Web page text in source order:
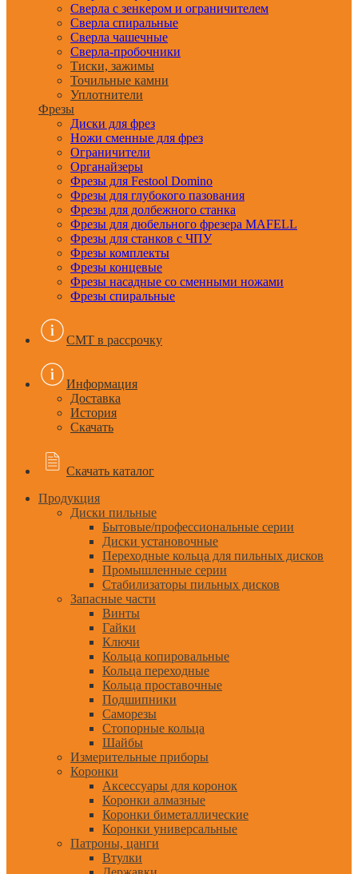
Сверла с зенкером и ограничителем
Сверла спиральные
Сверла чашечные
Сверла-пробочники
Тиски, зажимы
Точильные камни
Уплотнители
Фрезы
Диски для фрез
Ножи сменные для фрез
Ограничители
Органайзеры
Фрезы для Festool Domino
Фрезы для глубокого пазования
Фрезы для долбежного станка
Фрезы для дюбельного фрезера MAFELL
Фрезы для станков с ЧПУ
Фрезы комплекты
Фрезы концевые
Фрезы насадные со сменными ножами
Фрезы спиральные
CMT в рассрочку
Информация
Доставка
История
Скачать
Скачать каталог
Продукция
Диски пильные
Бытовые/профессиональные серии
Диски установочные
Переходные кольца для пильных дисков
Промышленные серии
Стабилизаторы пильных дисков
Запасные части
Винты
Гайки
Ключи
Кольца копировальные
Кольца переходные
Кольца проставочные
Подшипники
Саморезы
Стопорные кольца
Шайбы
Измерительные приборы
Коронки
Аксессуары для коронок
Коронки алмазные
Коронки биметаллические
Коронки универсальные
Патроны, цанги
Втулки